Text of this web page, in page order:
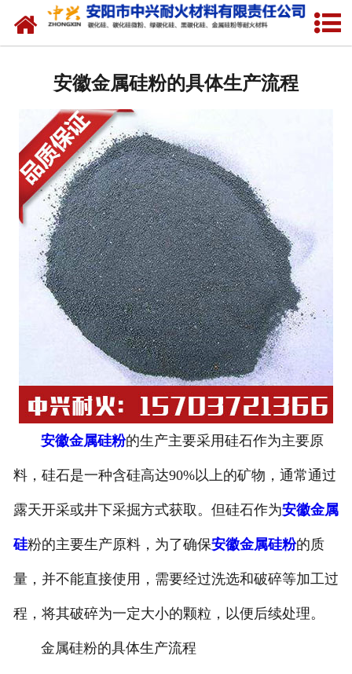
网站首页
厂容厂貌
联系我们
安徽金属硅粉的具体生产流程
安徽金属硅粉的生产主要采用硅石作为主要原
料，硅石是一种含硅高达90%以上的矿物，通常通过
露天开采或井下采掘方式获取。但硅石作为安徽金属
硅粉的主要生产原料，为了确保安徽金属硅粉的质
量，并不能直接使用，需要经过洗选和破碎等加工过
程，将其破碎为一定大小的颗粒，以便后续处理。
金属硅粉的具体生产流程